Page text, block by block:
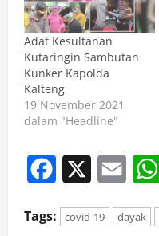
Adat Kesultanan
Kutaringin Sambutan
Kunker Kapolda
Kalteng
19 November 2021
dalam "Headline"
Facebook Email
Tags: covid-19 dayak